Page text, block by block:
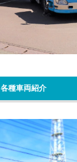
各種車両紹介